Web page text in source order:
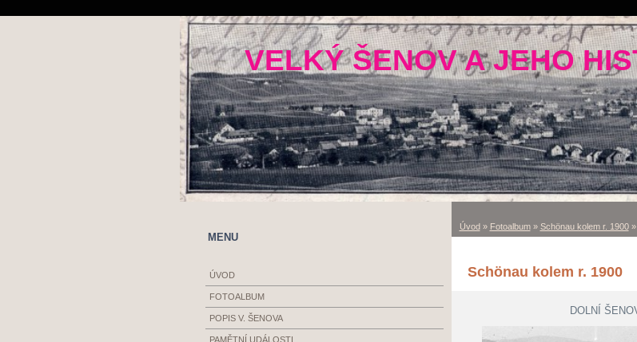
VELKÝ ŠENOV A JEHO
Úvod» Fotoalbum» Schönau kolem r. 1900»
Schönau kolem r. 1900
DOLNÍ
MENU
ÚVOD
FOTOALBUM
POPIS V. ŠENOVA
PAMĚTNÍ UDÁLOSTI